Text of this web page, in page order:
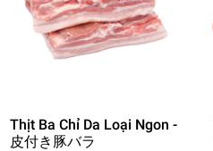
Thịt Ba Chỉ Da Loại Ngon -
皮付き豚バラ